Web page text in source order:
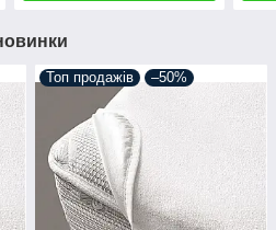
Топ продажів –50%